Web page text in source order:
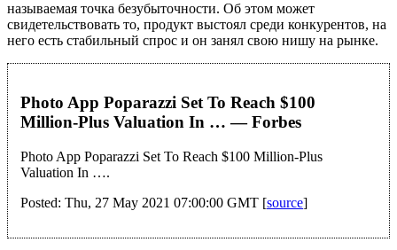
называемая точка безубыточности. Об этом может
свидетельствовать то, продукт выстоял среди конкурентов, на
него есть стабильный спрос и он занял свою нишу на рынке.
Photo App Poparazzi Set To Reach $100
Million-Plus Valuation In … — Forbes
Photo App Poparazzi Set To Reach $100 Million-Plus
Valuation In ….
Posted: Thu, 27 May 2021 07:00:00 GMT [source]